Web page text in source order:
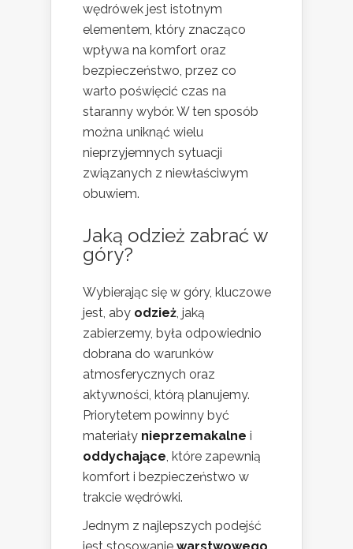
wędrówek jest istotnym
elementem, który znacząco
wpływa na komfort oraz
bezpieczeństwo, przez co
warto poświęcić czas na
staranny wybór. W ten sposób
można uniknąć wielu
nieprzyjemnych sytuacji
związanych z niewłaściwym
obuwiem.
Jaką odzież zabrać w
góry?
Wybierając się w góry, kluczowe
jest, aby odzież, jaką
zabierzemy, była odpowiednio
dobrana do warunków
atmosferycznych oraz
aktywności, którą planujemy.
Priorytetem powinny być
materiały nieprzemakalne i
oddychające, które zapewnią
komfort i bezpieczeństwo w
trakcie wędrówki.
Jednym z najlepszych podejść